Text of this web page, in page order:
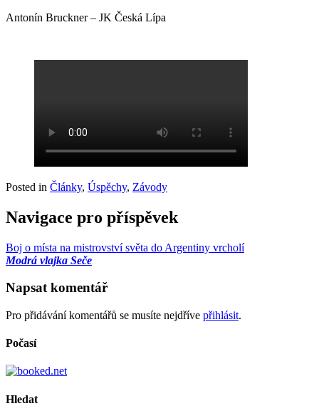
Antonín Bruckner – JK Česká Lípa
Posted in Články, Úspěchy, Závody
Navigace pro příspěvek
Boj o místa na mistrovství světa do Argentiny vrcholí
Modrá vlajka Seče
Napsat komentář
Pro přidávání komentářů se musíte nejdříve přihlásit.
Počasí
Hledat